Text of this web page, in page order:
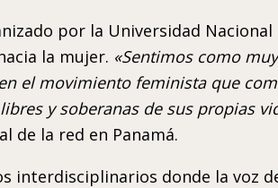
por la Universidad
la mujer. «Sentimos como
el movimiento feminista que
y soberanas de sus propias
de la red en Panamá.
interdisciplinarios donde la voz